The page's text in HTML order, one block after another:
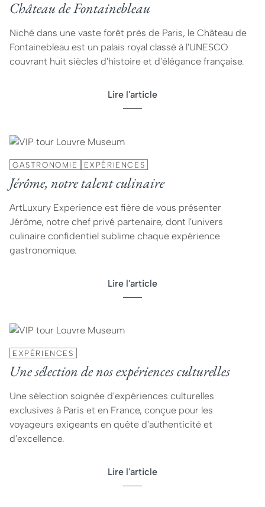
Château de Fontainebleau
Niché dans une vaste forêt près de Paris, le Château de
Fontainebleau est un palais royal classé à l'UNESCO
couvrant huit siècles d'histoire et d'élégance française.
Lire l'article
GASTRONOMIE EXPÉRIENCES
Jérôme, notre talent culinaire
ArtLuxury Experience est fière de vous présenter
Jérôme, notre chef privé partenaire, dont l'univers
culinaire confidentiel sublime chaque expérience
gastronomique.
Lire l'article
EXPÉRIENCES
Une sélection de nos expériences culturelles
Une sélection soignée d'expériences culturelles
exclusives à Paris et en France, conçue pour les
voyageurs exigeants en quête d'authenticité et
d'excellence.
Lire l'article